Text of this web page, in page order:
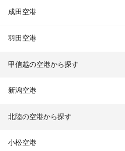
成田空港
羽田空港
甲信越の空港から探す
新潟空港
北陸の空港から探す
小松空港